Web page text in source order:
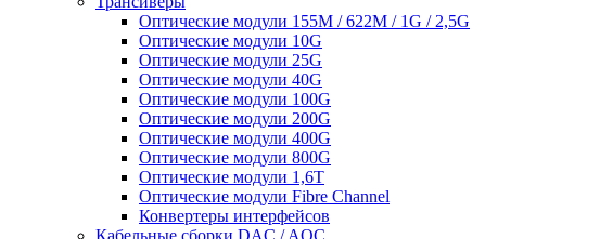
Оптические модули 155M / 622M / 1G / 2,5G
Оптические модули 10G
Оптические модули 25G
Оптические модули 40G
Оптические модули 100G
Оптические модули 200G
Оптические модули 400G
Оптические модули 800G
Оптические модули 1,6T
Оптические модули Fibre Channel
Конвертеры интерфейсов
Кабельные сборки DAC / AOC